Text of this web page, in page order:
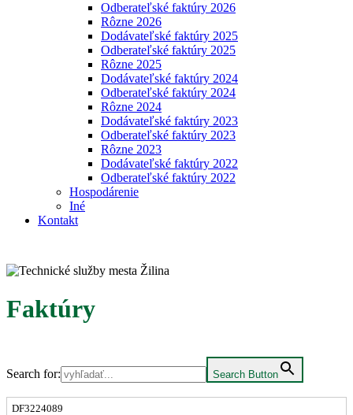
Odberateľské faktúry 2026
Rôzne 2026
Dodávateľské faktúry 2025
Odberateľské faktúry 2025
Rôzne 2025
Dodávateľské faktúry 2024
Odberateľské faktúry 2024
Rôzne 2024
Dodávateľské faktúry 2023
Odberateľské faktúry 2023
Rôzne 2023
Dodávateľské faktúry 2022
Odberateľské faktúry 2022
Hospodárenie
Iné
Kontakt
Faktúry
Search for: Search Button
DF3224089